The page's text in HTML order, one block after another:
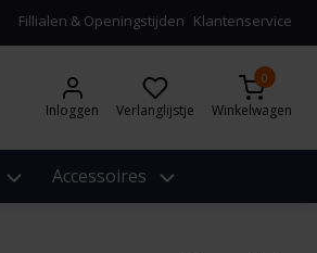
Fillialen & Openingstijden Klantenservice
Inloggen Verlanglijstje
0
Winkelwagen
Accessoires